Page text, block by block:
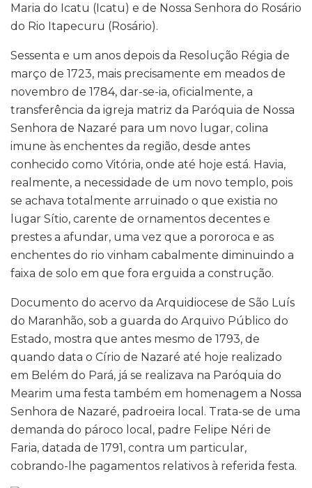
Maria do Icatu (Icatu) e de Nossa Senhora do Rosário
do Rio Itapecuru (Rosário).
Sessenta e um anos depois da Resolução Régia de
março de 1723, mais precisamente em meados de
novembro de 1784, dar-se-ia, oficialmente, a
transferência da igreja matriz da Paróquia de Nossa
Senhora de Nazaré para um novo lugar, colina
imune às enchentes da região, desde antes
conhecido como Vitória, onde até hoje está. Havia,
realmente, a necessidade de um novo templo, pois
se achava totalmente arruinado o que existia no
lugar Sítio, carente de ornamentos decentes e
prestes a afundar, uma vez que a pororoca e as
enchentes do rio vinham cabalmente diminuindo a
faixa de solo em que fora erguida a construção.
Documento do acervo da Arquidiocese de São Luís
do Maranhão, sob a guarda do Arquivo Público do
Estado, mostra que antes mesmo de 1793, de
quando data o Círio de Nazaré até hoje realizado
em Belém do Pará, já se realizava na Paróquia do
Mearim uma festa também em homenagem a Nossa
Senhora de Nazaré, padroeira local. Trata-se de uma
demanda do pároco local, padre Felipe Néri de
Faria, datada de 1791, contra um particular,
cobrando-lhe pagamentos relativos à referida festa.